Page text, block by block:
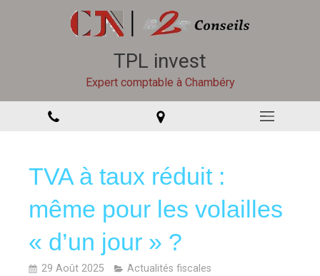
TPL invest
Expert comptable à Chambéry
TVA à taux réduit :
même pour les volailles
« d’un jour » ?
29 Août 2025 Actualités fiscales